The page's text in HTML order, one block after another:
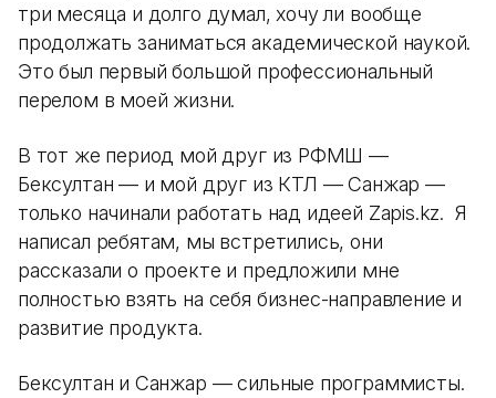
три месяца и долго думал, хочу ли вообще
продолжать заниматься академической наукой.
Это был первый большой профессиональный
перелом в моей жизни.
В тот же период мой друг из РФМШ —
Бексултан — и мой друг из КТЛ — Санжар —
только начинали работать над идеей Zapis.kz. Я
написал ребятам, мы встретились, они
рассказали о проекте и предложили мне
полностью взять на себя бизнес-направление и
развитие продукта.
Бексултан и Санжар — сильные программисты.